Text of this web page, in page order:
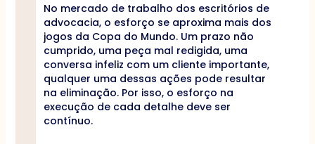
No mercado de trabalho dos escritórios de
advocacia, o esforço se aproxima mais dos
jogos da Copa do Mundo. Um prazo não
cumprido, uma peça mal redigida, uma
conversa infeliz com um cliente importante,
qualquer uma dessas ações pode resultar
na eliminação. Por isso, o esforço na
execução de cada detalhe deve ser
contínuo.